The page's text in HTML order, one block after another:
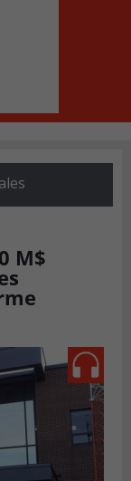
M$